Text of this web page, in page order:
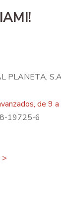
PLANETA,
de 9
19725-6
>